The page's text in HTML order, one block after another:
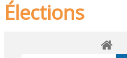
Élections